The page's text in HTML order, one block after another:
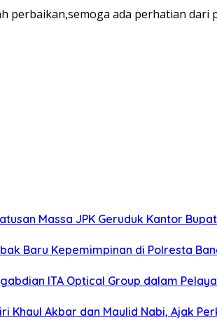
perbaikan,semoga ada perhatian
Massa JPK Geruduk Kantor
Baru Kepemimpinan di Polresta
ITA Optical Group dalam
Khaul Akbar dan Maulid Nabi, Ajak